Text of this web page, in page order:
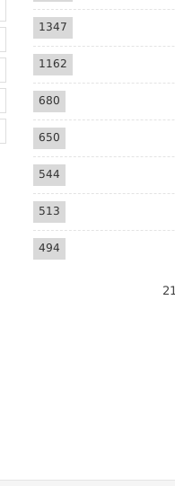
1347
1162
680
650
544
513
494